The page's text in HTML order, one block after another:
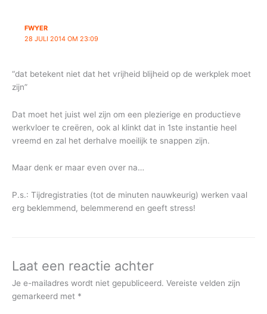
FWYER
28 JULI 2014 OM 23:09
“dat betekent niet dat het vrijheid blijheid op de werkplek moet
zijn”
Dat moet het juist wel zijn om een plezierige en productieve
werkvloer te creëren, ook al klinkt dat in 1ste instantie heel
vreemd en zal het derhalve moeilijk te snappen zijn.
Maar denk er maar even over na…
P.s.: Tijdregistraties (tot de minuten nauwkeurig) werken vaal
erg beklemmend, belemmerend en geeft stress!
Laat een reactie achter
Je e-mailadres wordt niet gepubliceerd. Vereiste velden zijn
gemarkeerd met *